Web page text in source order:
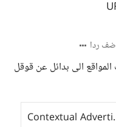
ردا
الى بدائل عن قوقل
Contextual